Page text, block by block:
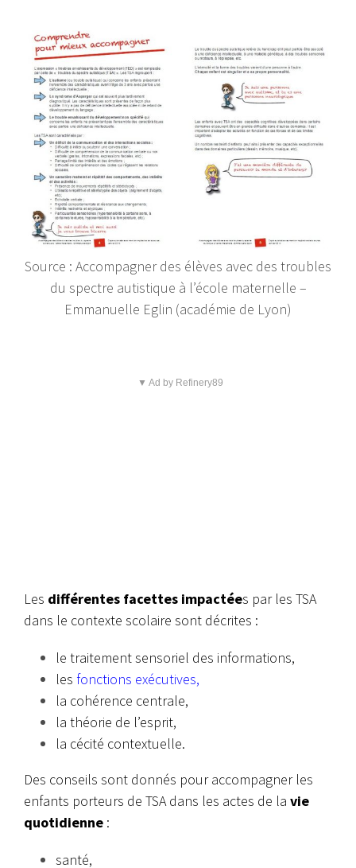
Source : Accompagner des élèves avec des troubles
du spectre autistique à l’école maternelle –
Emmanuelle Eglin (académie de Lyon)
▼ Ad by Refinery89
Les différentes facettes impactées par les TSA
dans le contexte scolaire sont décrites :
le traitement sensoriel des informations,
les fonctions exécutives,
la cohérence centrale,
la théorie de l’esprit,
la cécité contextuelle.
Des conseils sont donnés pour accompagner les
enfants porteurs de TSA dans les actes de la vie
quotidienne :
santé,